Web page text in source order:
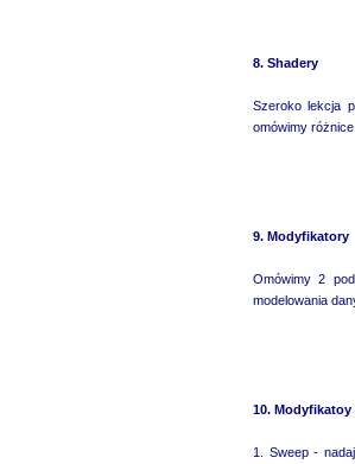
8. Shadery
Szeroko lekcja
omówimy
9. Modyfikatory
Omówimy 2
modelowania
10. Modyfikatoy
1. Sweep -